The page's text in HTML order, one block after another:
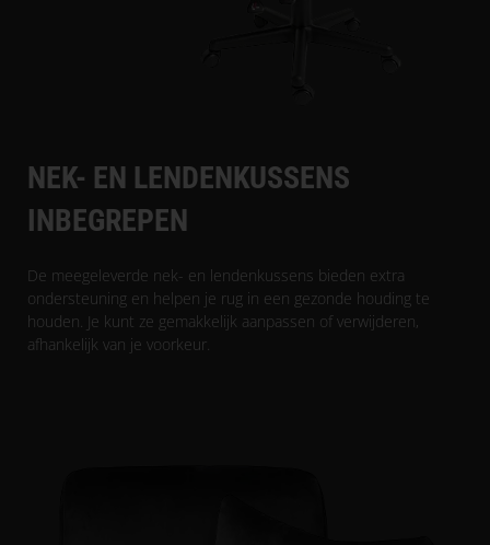
NEK- EN LENDENKUSSENS
INBEGREPEN
De meegeleverde nek- en lendenkussens bieden extra
ondersteuning en helpen je rug in een gezonde houding te
houden. Je kunt ze gemakkelijk aanpassen of verwijderen,
afhankelijk van je voorkeur.